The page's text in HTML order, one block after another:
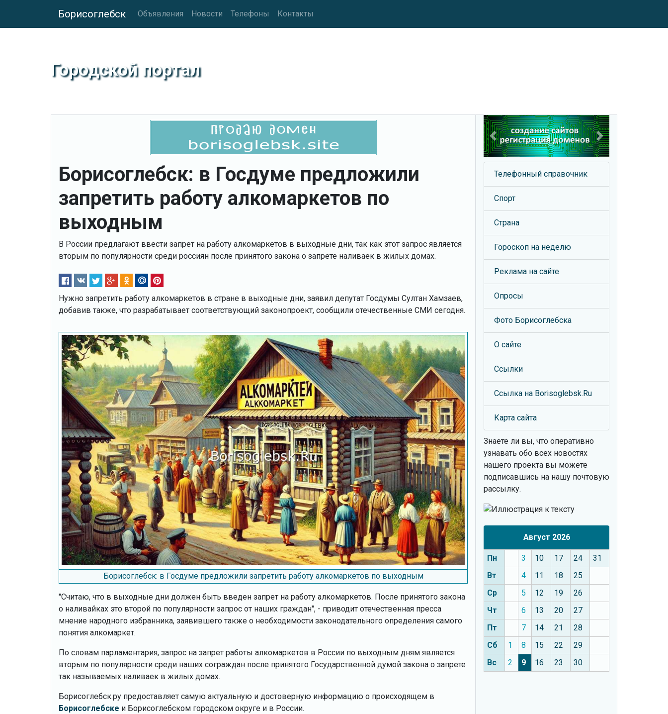
Борисоглебск Объявления Новости Телефоны Контакты
Городской портал
Борисоглебск: в Госдуме предложили
запретить работу алкомаркетов по
выходным
В России предлагают ввести запрет на работу алкомаркетов в выходные дни, так как этот запрос является
вторым по популярности среди россиян после принятого закона о запрете наливаек в жилых домах.
Нужно запретить работу алкомаркетов в стране в выходные дни, заявил депутат Госдумы Султан Хамзаев,
добавив также, что разрабатывает соответствующий законопроект, сообщили отечественные СМИ сегодня.
Борисоглебск: в Госдуме предложили запретить работу алкомаркетов по выходным
"Считаю, что в выходные дни должен быть введен запрет на работу алкомаркетов. После принятого закона
о наливайках это второй по популярности запрос от наших граждан", - приводит отечественная пресса
мнение народного избранника, заявившего также о необходимости законодательного определения самого
понятия алкомаркет.
По словам парламентария, запрос на запрет работы алкомаркетов в России по выходным дням является
вторым по популярности среди наших сограждан после принятого Государственной думой закона о запрете
так называемых наливаек в жилых домах.
Борисоглебск.ру предоставляет самую актуальную и достоверную информацию о происходящем в
Борисоглебске и Борисоглебском городском округе и в России.
Previous Next
Телефонный справочник
Спорт
Страна
Гороскоп на неделю
Реклама на сайте
Опросы
Фото Борисоглебска
О сайте
Ссылки
Ссылка на Borisoglebsk.Ru
Карта сайта
Знаете ли вы, что оперативно
узнавать обо всех новостях
нашего проекта вы можете
подписавшись на нашу почтовую
рассылку.
Август 2026
Пн 3 10 17 24
31
Вт
4 11 18
25
Ср
5 12 19
26
Чт
6 13 20
27
Пт
7 14 21
28
Сб
1 8 15 22
29
Вс
2 9 16 23 30